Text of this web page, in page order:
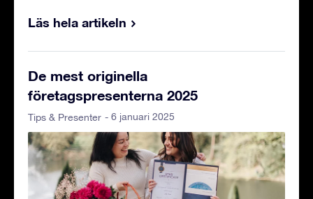
Läs hela artikeln
De mest originella
företagspresenterna 2025
Tips & Presenter - 6 januari 2025